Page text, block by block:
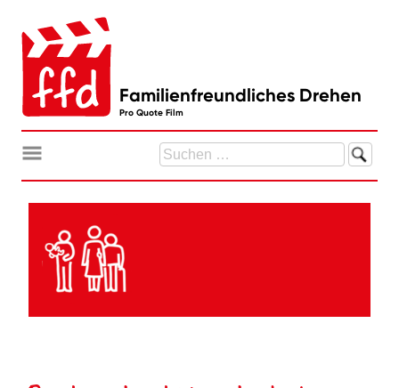
Inhalt
springen
Familienfreundliches Drehen
Pro Quote Film
Suchen